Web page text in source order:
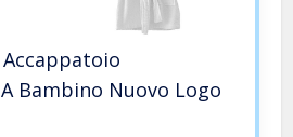
Accappatoio
Bambino Nuovo Logo